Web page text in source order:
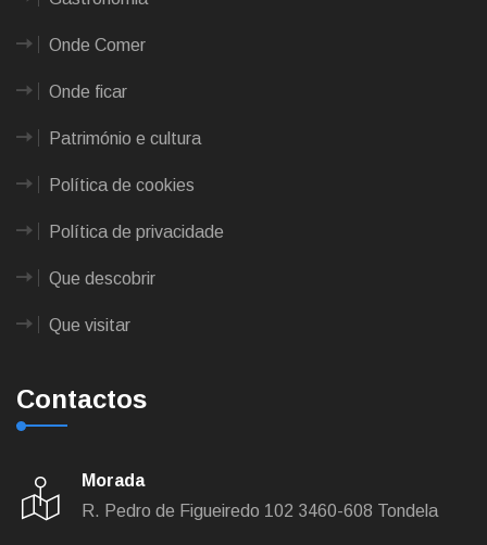
Onde Comer
Onde ficar
Património e cultura
Política de cookies
Política de privacidade
Que descobrir
Que visitar
Contactos
Morada
R. Pedro de Figueiredo 102 3460-608 Tondela